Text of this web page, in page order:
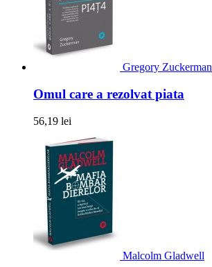
Gregory Zuckerman
Omul care a rezolvat piata
56,19 lei
Malcolm Gladwell